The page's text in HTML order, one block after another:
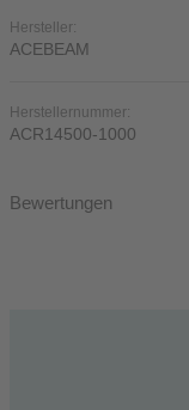
Hersteller:
ACEBEAM
Herstellernummer:
ACR14500-1000
Bewertungen